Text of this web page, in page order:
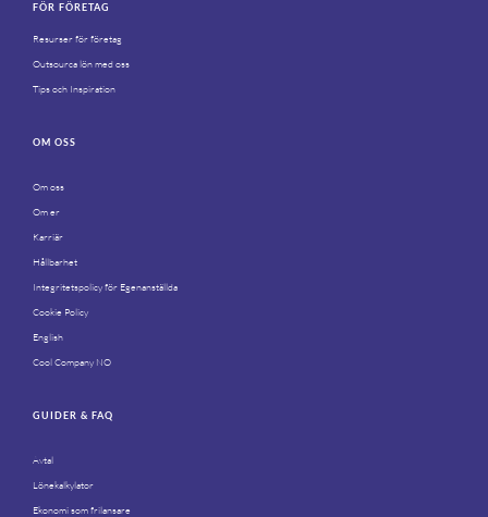
FÖR FÖRETAG
Resurser för företag
Outsourca lön med oss
Tips och Inspiration
OM OSS
Om oss
Om er
Karriär
Hållbarhet
Integritetspolicy för Egenanställda
Cookie Policy
English
Cool Company NO
GUIDER & FAQ
Avtal
Lönekalkylator
Ekonomi som frilansare